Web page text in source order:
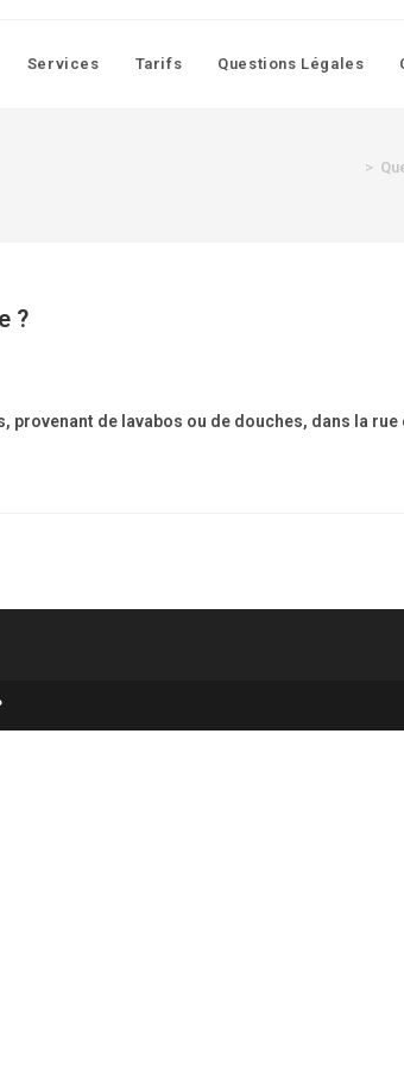
Services Tarifs Questions Légales
>
?
provenant de lavabos ou de douches, dans la rue